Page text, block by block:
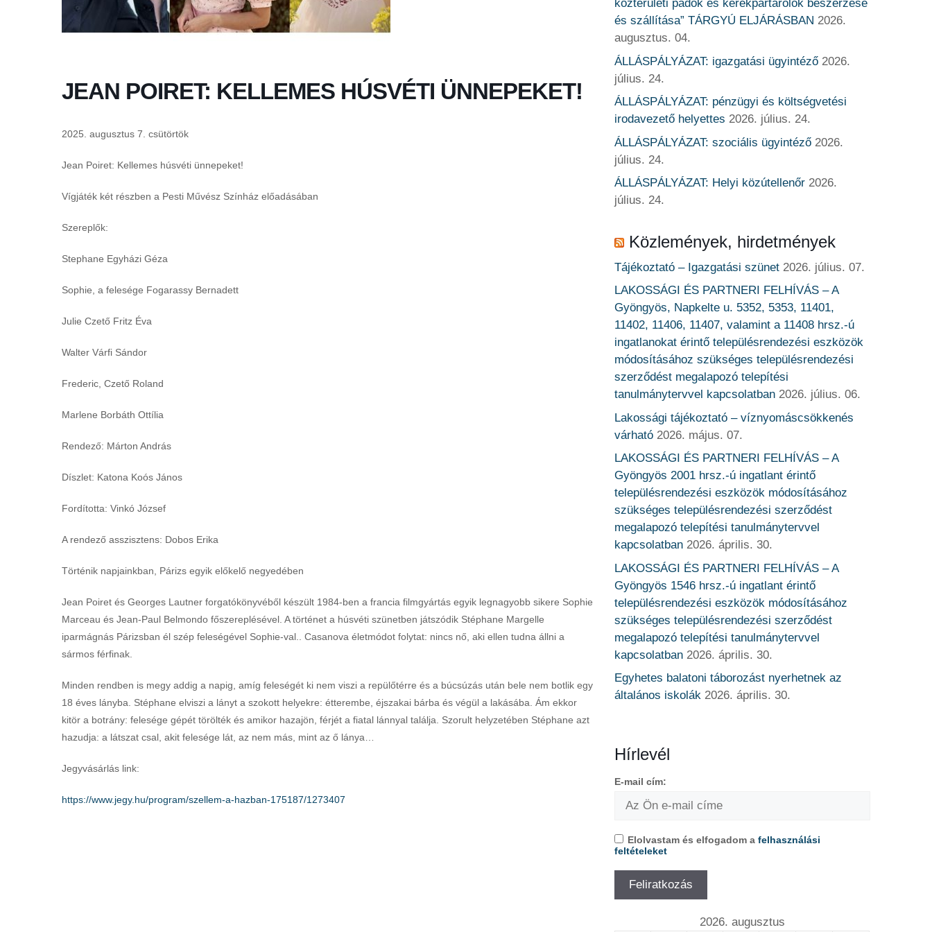
JEAN POIRET: KELLEMES HÚSVÉTI ÜNNEPEKET!
2025. augusztus 7. csütörtök
Jean Poiret: Kellemes húsvéti ünnepeket!
Vígjáték két részben a Pesti Művész Színház előadásában
Szereplők:
Stephane Egyházi Géza
Sophie, a felesége Fogarassy Bernadett
Julie Czető Fritz Éva
Walter Várfi Sándor
Frederic, Czető Roland
Marlene Borbáth Ottília
Rendező: Márton András
Díszlet: Katona Koós János
Fordította: Vinkó József
A rendező asszisztens: Dobos Erika
Történik napjainkban, Párizs egyik előkelő negyedében
Jean Poiret és Georges Lautner forgatókönyvéből készült 1984-ben a francia filmgyártás egyik legnagyobb sikere Sophie
Marceau és Jean-Paul Belmondo főszereplésével. A történet a húsvéti szünetben játszódik Stéphane Margelle
iparmágnás Párizsban él szép feleségével Sophie-val.. Casanova életmódot folytat: nincs nő, aki ellen tudna állni a
sármos férfinak.
Minden rendben is megy addig a napig, amíg feleségét ki nem viszi a repülőtérre és a búcsúzás után bele nem botlik egy
18 éves lányba. Stéphane elviszi a lányt a szokott helyekre: étterembe, éjszakai bárba és végül a lakásába. Ám ekkor
kitör a botrány: felesége gépét törölték és amikor hazajön, férjét a fiatal lánnyal találja. Szorult helyzetében Stéphane azt
hazudja: a látszat csal, akit felesége lát, az nem más, mint az ő lánya…
Jegyvásárlás link:
https://www.jegy.hu/program/szellem-a-hazban-175187/1273407
közterületi padok és kerékpártárolók beszerzése
és szállítása” TÁRGYÚ ELJÁRÁSBAN 2026.
augusztus. 04.
ÁLLÁSPÁLYÁZAT: igazgatási ügyintéző 2026.
július. 24.
ÁLLÁSPÁLYÁZAT: pénzügyi és költségvetési
irodavezető helyettes 2026. július. 24.
ÁLLÁSPÁLYÁZAT: szociális ügyintéző 2026.
július. 24.
ÁLLÁSPÁLYÁZAT: Helyi közútellenőr 2026.
július. 24.
Közlemények, hirdetmények
Tájékoztató – Igazgatási szünet 2026. július. 07.
LAKOSSÁGI ÉS PARTNERI FELHÍVÁS – A
Gyöngyös, Napkelte u. 5352, 5353, 11401,
11402, 11406, 11407, valamint a 11408 hrsz.-ú
ingatlanokat érintő településrendezési eszközök
módosításához szükséges településrendezési
szerződést megalapozó telepítési
tanulmánytervvel kapcsolatban 2026. július. 06.
Lakossági tájékoztató – víznyomáscsökkenés
várható 2026. május. 07.
LAKOSSÁGI ÉS PARTNERI FELHÍVÁS – A
Gyöngyös 2001 hrsz.-ú ingatlant érintő
településrendezési eszközök módosításához
szükséges településrendezési szerződést
megalapozó telepítési tanulmánytervvel
kapcsolatban 2026. április. 30.
LAKOSSÁGI ÉS PARTNERI FELHÍVÁS – A
Gyöngyös 1546 hrsz.-ú ingatlant érintő
településrendezési eszközök módosításához
szükséges településrendezési szerződést
megalapozó telepítési tanulmánytervvel
kapcsolatban 2026. április. 30.
Egyhetes balatoni táborozást nyerhetnek az
általános iskolák 2026. április. 30.
Hírlevél
E-mail cím:
Elolvastam és elfogadom afelhasználási
feltételeket
2026. augusztus